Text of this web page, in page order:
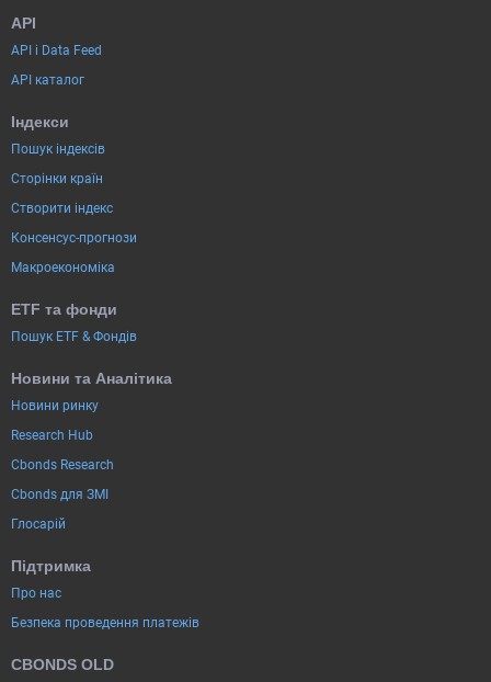
API
API і Data Feed
API каталог
Індекси
Пошук індексів
Сторінки країн
Створити індекс
Консенсус-прогнози
Макроекономіка
ETF та фонди
Пошук ETF & Фондів
Новини та Аналітика
Новини ринку
Research Hub
Cbonds Research
Cbonds для ЗМІ
Глосарій
Підтримка
Про нас
Безпека проведення платежів
CBONDS OLD